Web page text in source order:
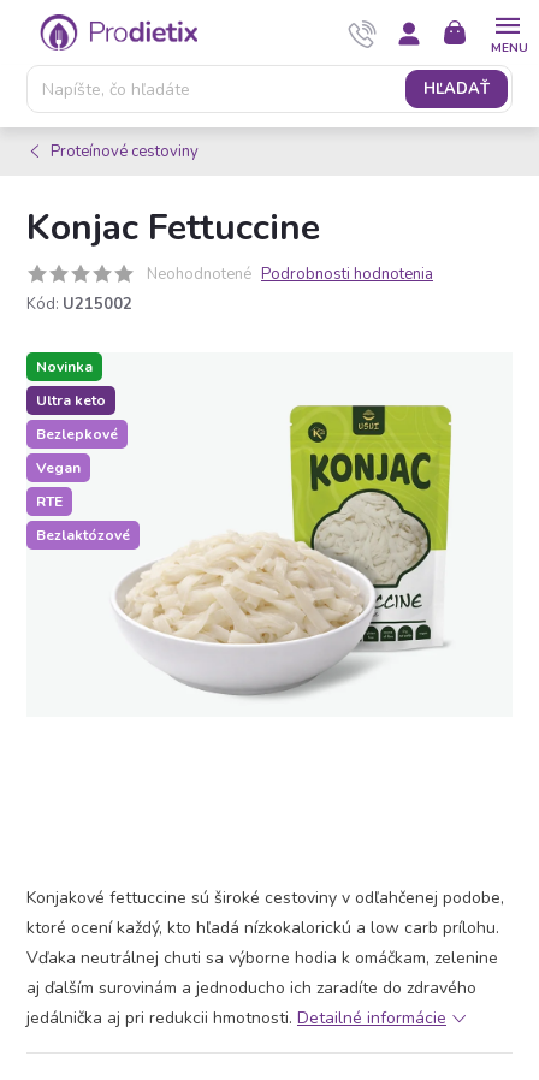
Prejsť
obsah
HĽADAŤ
NÁKUPNÝ
KOŠÍK
Proteínové cestoviny
Konjac Fettuccine
Neohodnotené Podrobnosti hodnotenia
Kód: U215002
Novinka
Ultra keto
Bezlepkové
Vegan
RTE
Bezlaktózové
Konjakové fettuccine sú široké cestoviny v odľahčenej podobe,
ktoré ocení každý, kto hľadá nízkokalorickú a low carb prílohu.
Vďaka neutrálnej chuti sa výborne hodia k omáčkam, zelenine
aj ďalším surovinám a jednoducho ich zaradíte do zdravého
jedálnička aj pri redukcii hmotnosti. Detailné informácie